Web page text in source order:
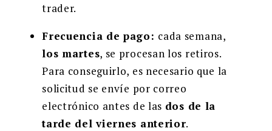
trader.
Frecuencia de pago: cada semana,
los martes, se procesan los retiros.
Para conseguirlo, es necesario que la
solicitud se envíe por correo
electrónico antes de las dos de la
tarde del viernes anterior.